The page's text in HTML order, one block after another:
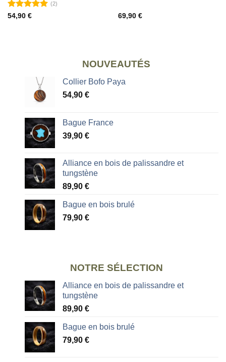
Note 5sur
(2)
54,90 € 69,90 €
NOUVEAUTÉS
Collier Bofo Paya
54,90 €
Bague France
39,90 €
Alliance en bois de palissandre et
tungstène
89,90 €
Bague en bois brulé
79,90 €
NOTRE SÉLECTION
Alliance en bois de palissandre et
tungstène
89,90 €
Bague en bois brulé
79,90 €